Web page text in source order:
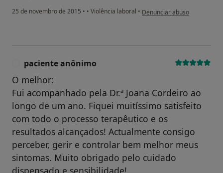
25 de novembro de 2015 • • Violência laboral • na opinião do utilizador
Denunciar abuso
paciente anônimo
O melhor:
Fui acompanhado pela Dr.ª Joana Cordeiro ao
longo de um ano. Fiquei muitíssimo satisfeito
com todo o processo terapêutico e os
resultados alcançados! Actualmente consigo
perceber, gerir e controlar bem melhor meus
sintomas. Muito obrigado pelo cuidado
dispensado e sensibilidade!